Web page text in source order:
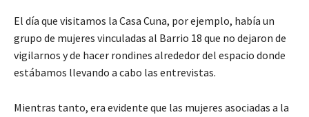
El día que visitamos la Casa Cuna, por ejemplo, había un
grupo de mujeres vinculadas al Barrio 18 que no dejaron de
vigilarnos y de hacer rondines alrededor del espacio donde
estábamos llevando a cabo las entrevistas.
Mientras tanto, era evidente que las mujeres asociadas a la